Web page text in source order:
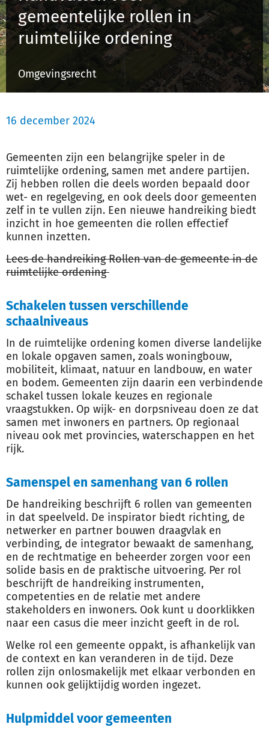
Inloggen
Registreren
gemeentelijke rollen in
ruimtelijke ordening
Omgevingsrecht
16 december 2024
Gemeenten zijn een belangrijke speler in de
ruimtelijke ordening, samen met andere partijen.
Zij hebben rollen die deels worden bepaald door
wet- en regelgeving, en ook deels door gemeenten
zelf in te vullen zijn. Een nieuwe handreiking biedt
inzicht in hoe gemeenten die rollen effectief
kunnen inzetten.
Lees de handreiking Rollen van de gemeente in de
ruimtelijke ordening
Schakelen tussen verschillende
schaalniveaus
In de ruimtelijke ordening komen diverse landelijke
en lokale opgaven samen, zoals woningbouw,
mobiliteit, klimaat, natuur en landbouw, en water
en bodem. Gemeenten zijn daarin een verbindende
schakel tussen lokale keuzes en regionale
vraagstukken. Op wijk- en dorpsniveau doen ze dat
samen met inwoners en partners. Op regionaal
niveau ook met provincies, waterschappen en het
rijk.
Samenspel en samenhang van 6 rollen
De handreiking beschrijft 6 rollen van gemeenten
in dat speelveld. De inspirator biedt richting, de
netwerker en partner bouwen draagvlak en
verbinding, de integrator bewaakt de samenhang,
en de rechtmatige en beheerder zorgen voor een
solide basis en de praktische uitvoering. Per rol
beschrijft de handreiking instrumenten,
competenties en de relatie met andere
stakeholders en inwoners. Ook kunt u doorklikken
naar een casus die meer inzicht geeft in de rol.
Welke rol een gemeente oppakt, is afhankelijk van
de context en kan veranderen in de tijd. Deze
rollen zijn onlosmakelijk met elkaar verbonden en
kunnen ook gelijktijdig worden ingezet.
Hulpmiddel voor gemeenten